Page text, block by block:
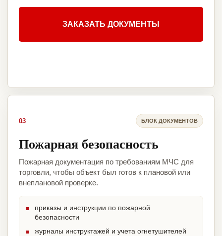
ЗАКАЗАТЬ ДОКУМЕНТЫ
03 БЛОК ДОКУМЕНТОВ
Пожарная безопасность
Пожарная документация по требованиям МЧС для
торговли, чтобы объект был готов к плановой или
внеплановой проверке.
приказы и инструкции по пожарной
безопасности
журналы инструктажей и учета огнетушителей